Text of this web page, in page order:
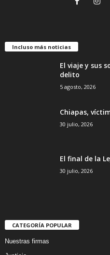
Incluso más noticias
El viaje y sus
delito
5 agosto, 2026
Chiapas,
30 julio, 2026
El final de la
30 julio, 2026
CATEGORÍA POPULAR
Nuestras firmas